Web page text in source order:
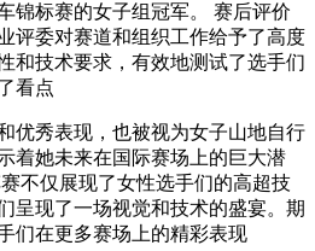
锦标赛的女子组冠军。 赛后评价
评委对赛道和组织工作给予了高度
和技术要求，有效地测试了选手们
看点
优秀表现，也被视为女子山地自行
着她未来在国际赛场上的巨大潜
不仅展现了女性选手们的高超技
呈现了一场视觉和技术的盛宴。期
们在更多赛场上的精彩表现